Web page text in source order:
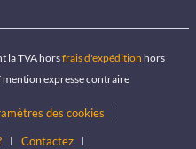
la TVA horsfrais d'expédition hors
expresse contraire
des cookies
Contactez